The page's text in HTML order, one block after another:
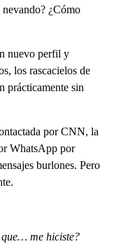
¿Cómo
nuevo perfil y
los rascacielos de
prácticamente sin
por CNN, la
WhatsApp por
burlones. Pero
me hiciste?